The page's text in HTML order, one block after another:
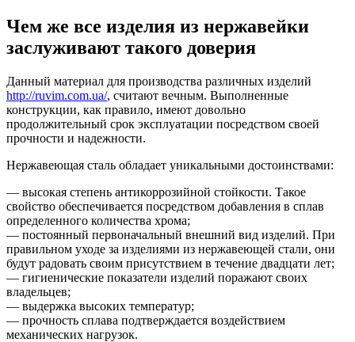
Чем же все изделия из нержавейки
заслуживают такого доверия
Данный материал для производства различных изделий
http://ruvim.com.ua/, считают вечным. Выполненные
конструкции, как правило, имеют довольно
продолжительный срок эксплуатации посредством своей
прочности и надежности.
Нержавеющая сталь обладает уникальными достоинствами:
— высокая степень антикоррозийной стойкости. Такое
свойство обеспечивается посредством добавления в сплав
определенного количества хрома;
— постоянный первоначальный внешний вид изделий. При
правильном уходе за изделиями из нержавеющей стали, они
будут радовать своим присутствием в течение двадцати лет;
— гигиенические показатели изделий поражают своих
владельцев;
— выдержка высоких температур;
— прочность сплава подтверждается воздействием
механических нагрузок.